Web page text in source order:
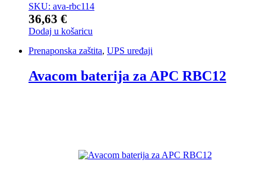
SKU: ava-rbc114
36,63 €
Dodaj u košaricu
Prenaponska zaštita, UPS uređaji
Avacom baterija za APC RBC12